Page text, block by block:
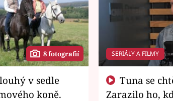
8 fotografií
koně.
SERIÁLY A FILMY
Zarazilo ho,